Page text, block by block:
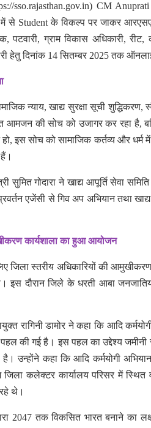
sso.rajasthan.gov.in) CM
से Student के विकल्प पर जाकर
पटवारी, ग्राम विकास अधिकारी,
हेतु दिनांक 14 सितम्बर 2025 तक
न्याय, खाद्य सुरक्षा सूची शुद्धिकरण,
की सोच को उजागर कर रहा है,
इस सोच को सामाजिक कर्तव्य और
सुमित गोदारा ने खाद्य आपूर्ति सेवा
एजेंसी से गिव अप अभियान तथा
कार्यशाला का हुआ आयोजन
जिला स्तरीय अधिकारियों की
इस दौरान जिले के धरती आबा
रागिनी डामोर ने कहा कि आदि
की गई है। इस पहल का उद्देश्य जमीनी
उन्होंने कहा कि आदि कर्मयोगी
कलेक्टर कार्यालय परिसर में स्थित
थे।
2047 तक विकसित भारत बनाने का